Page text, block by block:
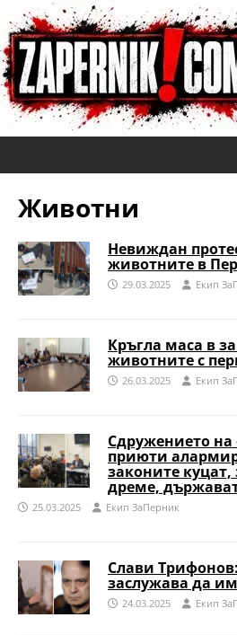
Животни
Невиждан
животните в
29.03.2025 Eкип
Кръгла маса в
животните с
26.03.2025 Eкип
Сдружението
приюти
законите
дреме,
25.03.2025 Eкип ЗаПерник
Слави
заслужава да
24.03.2025 Eкип